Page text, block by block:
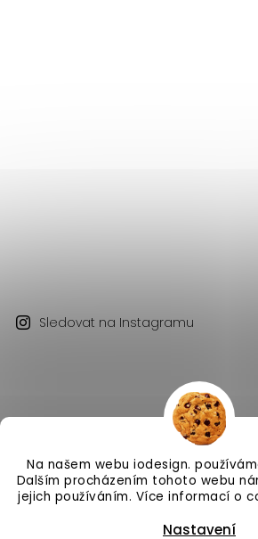
Na našem webu iodesign.
Dalším procházením tohoto webu
jejich používáním. Více informací o
Nastavení
Sledovat na Instagramu
Copyright 2026 iodesign. .
Vytvořil Shoptet| Design